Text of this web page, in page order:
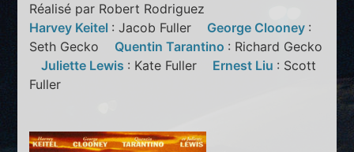
Réalisé par Robert Rodriguez
Harvey Keitel : Jacob Fuller George Clooney :
Seth Gecko Quentin Tarantino : Richard Gecko
Juliette Lewis : Kate Fuller Ernest Liu : Scott
Fuller